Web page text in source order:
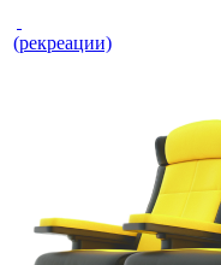
(рекреации)